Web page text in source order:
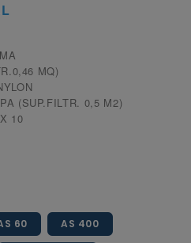
MQ)
(SUP.FILTR. 0,5 M2)
10
60 AS 400